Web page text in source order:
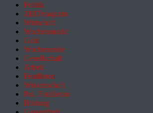
Politik
ZEITmagazin
Wirtschaft
Wochenmarkt
Geld
Wochenende
Gesellschaft
Arbeit
Feuilleton
Wissenschaft
Pol. Feuilleton
Bildung